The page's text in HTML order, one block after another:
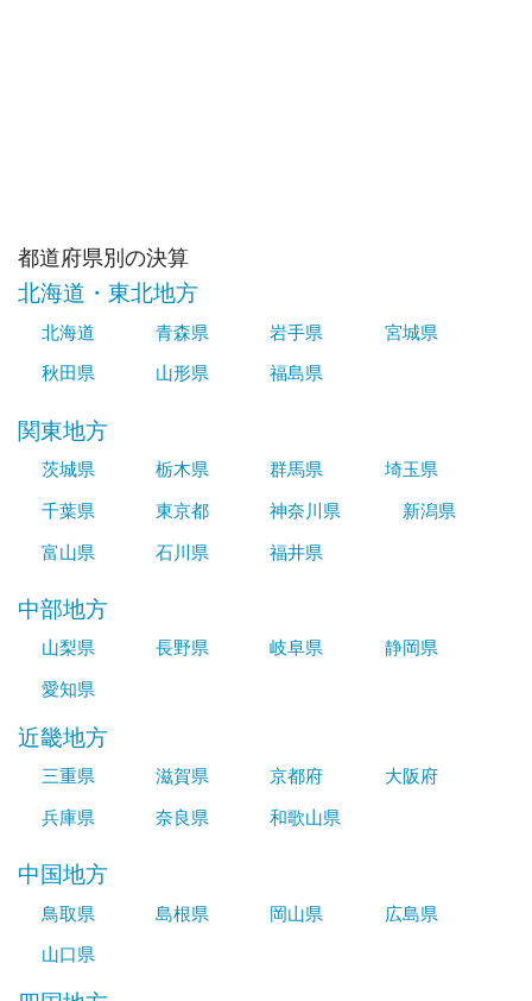
都道府県別の決算
北海道・東北地方
北海道 青森県 岩手県
宮城県
秋田県
山形県 福島県
関東地方
茨城県 栃木県 群馬県
埼玉県
千葉県
東京都 神奈川県
新潟県
富山県
石川県 福井県
中部地方
山梨県 長野県 岐阜県
静岡県
愛知県
近畿地方
三重県 滋賀県 京都府
大阪府
兵庫県
奈良県 和歌山県
中国地方
鳥取県 島根県 岡山県
広島県
山口県